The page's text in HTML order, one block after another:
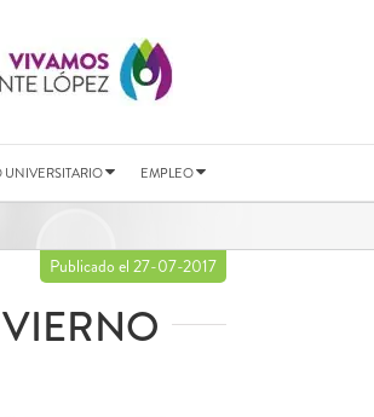
UNIVERSITARIO EMPLEO
Publicado el 27-07-2017